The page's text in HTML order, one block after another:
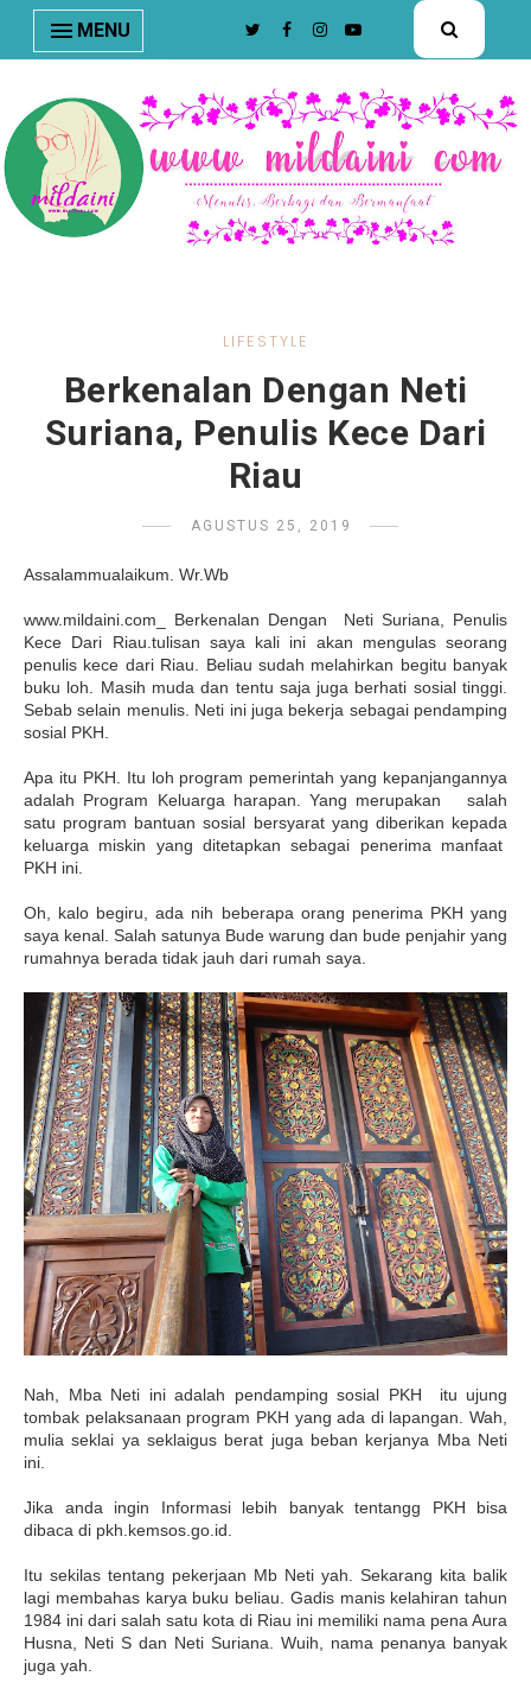
nav#menunav { border-bottom: 1px solid #e8e8e8; }
MENU
LIFESTYLE
Berkenalan Dengan Neti
Suriana, Penulis Kece Dari
Riau
AGUSTUS 25, 2019
Assalammualaikum. Wr.Wb
www.mildaini.com_ Berkenalan Dengan Neti Suriana, Penulis
Kece Dari Riau.tulisan saya kali ini akan mengulas seorang
penulis kece dari Riau. Beliau sudah melahirkan begitu banyak
buku loh. Masih muda dan tentu saja juga berhati sosial tinggi.
Sebab selain menulis. Neti ini juga bekerja sebagai pendamping
sosial PKH.
Apa itu PKH. Itu loh program pemerintah yang kepanjangannya
adalah Program Keluarga harapan. Yang merupakan salah
satu program bantuan sosial bersyarat yang diberikan kepada
keluarga miskin yang ditetapkan sebagai penerima manfaat
PKH ini.
Oh, kalo begiru, ada nih beberapa orang penerima PKH yang
saya kenal. Salah satunya Bude warung dan bude penjahir yang
rumahnya berada tidak jauh dari rumah saya.
Nah, Mba Neti ini adalah pendamping sosial PKH itu ujung
tombak pelaksanaan program PKH yang ada di lapangan. Wah,
mulia seklai ya seklaigus berat juga beban kerjanya Mba Neti
ini.
Jika anda ingin Informasi lebih banyak tentangg PKH bisa
dibaca di pkh.kemsos.go.id.
Itu sekilas tentang pekerjaan Mb Neti yah. Sekarang kita balik
lagi membahas karya buku beliau. Gadis manis kelahiran tahun
1984 ini dari salah satu kota di Riau ini memiliki nama pena Aura
Husna, Neti S dan Neti Suriana. Wuih, nama penanya banyak
juga yah.